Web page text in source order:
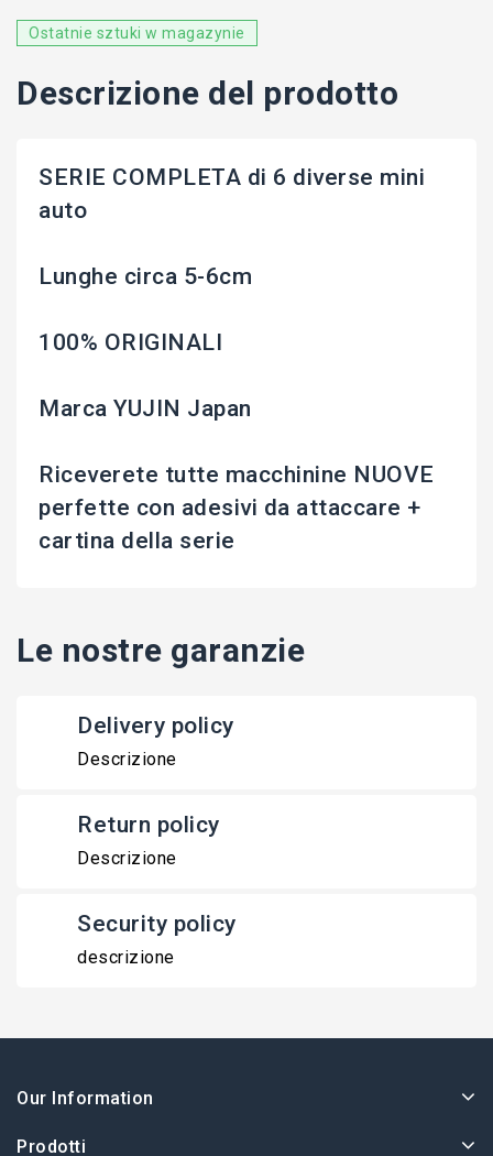
Ostatnie sztuki w magazynie
Descrizione del prodotto
SERIE COMPLETA di 6 diverse mini
auto
Lunghe circa 5-6cm
100% ORIGINALI
Marca YUJIN Japan
Riceverete tutte macchinine NUOVE
perfette con adesivi da attaccare +
cartina della serie
Le nostre garanzie
Delivery policy
Descrizione
Return policy
Descrizione
Security policy
descrizione
Our Information
Prodotti